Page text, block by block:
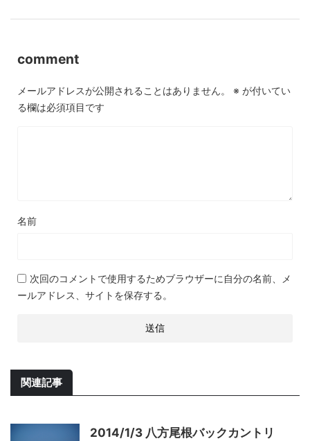
comment
メールアドレスが公開されることはありません。 ※ が付いてい
る欄は必須項目です
名前
次回のコメントで使用するためブラウザーに自分の名前、メ
ールアドレス、サイトを保存する。
関連記事
2014/1/3 八方尾根バックカントリ